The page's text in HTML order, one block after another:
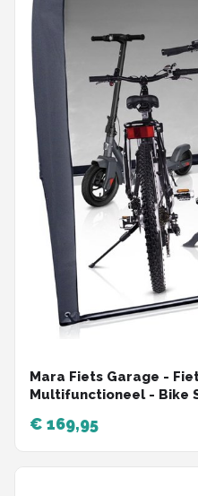
Mara Fiets Garage -
Multifunctioneel - Bike
Polyethyleen
€ 169,95